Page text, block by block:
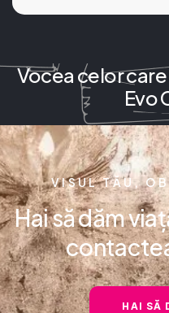
Vocea celor
Evo
VISUL TĂU,
Hai să dăm
HAI SĂ